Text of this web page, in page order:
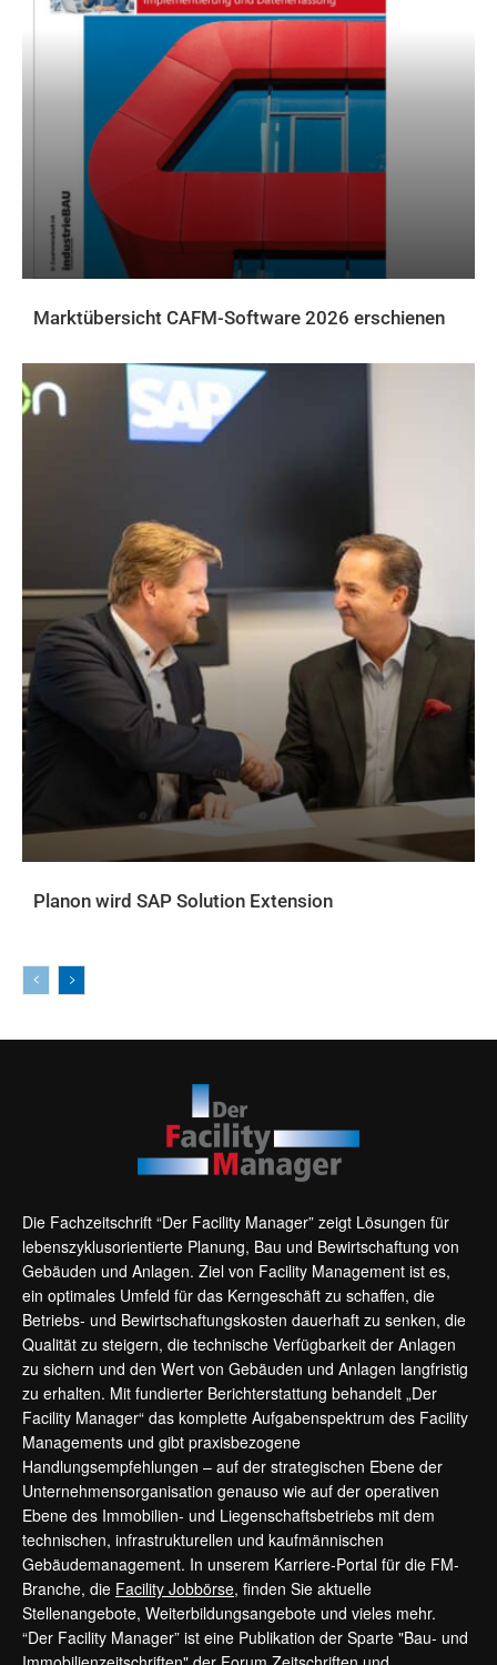
Marktübersicht CAFM-Software 2026 erschienen
Planon wird SAP Solution Extension
Die Fachzeitschrift “Der Facility Manager” zeigt Lösungen für
lebenszyklusorientierte Planung, Bau und Bewirtschaftung von
Gebäuden und Anlagen. Ziel von Facility Management ist es,
ein optimales Umfeld für das Kerngeschäft zu schaffen, die
Betriebs- und Bewirtschaftungskosten dauerhaft zu senken, die
Qualität zu steigern, die technische Verfügbarkeit der Anlagen
zu sichern und den Wert von Gebäuden und Anlagen langfristig
zu erhalten. Mit fundierter Berichterstattung behandelt „Der
Facility Manager“ das komplette Aufgabenspektrum des Facility
Managements und gibt praxisbezogene
Handlungsempfehlungen – auf der strategischen Ebene der
Unternehmensorganisation genauso wie auf der operativen
Ebene des Immobilien- und Liegenschaftsbetriebs mit dem
technischen, infrastrukturellen und kaufmännischen
Gebäudemanagement. In unserem Karriere-Portal für die FM-
Branche, die Facility Jobbörse, finden Sie aktuelle
Stellenangebote, Weiterbildungsangebote und vieles mehr.
“Der Facility Manager” ist eine Publikation der Sparte "Bau- und